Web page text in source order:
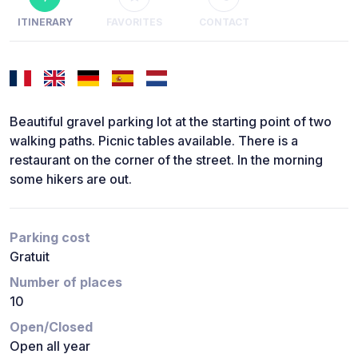
ITINERARY FAVORITES CONTACT
Beautiful gravel parking lot at the starting point of two
walking paths. Picnic tables available. There is a
restaurant on the corner of the street. In the morning
some hikers are out.
Parking cost
Gratuit
Number of places
10
Open/Closed
Open all year